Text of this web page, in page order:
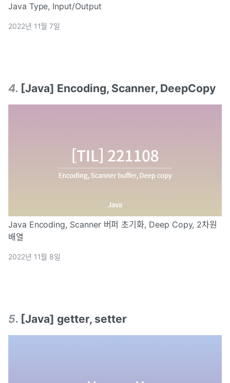
Java Type, Input/Output
2022년 11월 7일
4. [Java] Encoding, Scanner, DeepCopy
Java Encoding, Scanner 버퍼 초기화, Deep Copy, 2차원
배열
2022년 11월 8일
5. [Java] getter, setter